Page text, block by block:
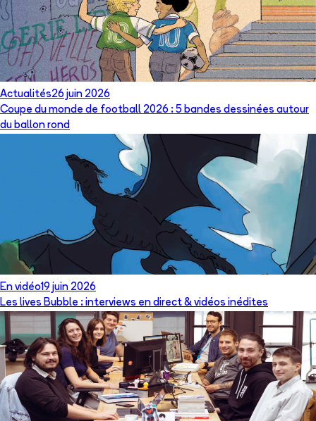
Actualités26 juin 2026
Coupe du monde de football 2026 : 5 bandes dessinées autour
du ballon rond
En vidéo19 juin 2026
Les lives Bubble : interviews en direct & vidéos inédites